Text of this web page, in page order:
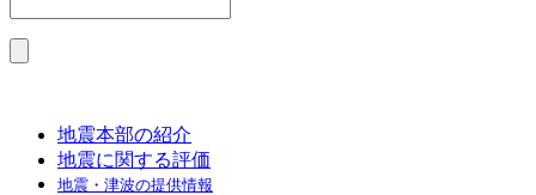
地震本部の紹介
地震に関する評価
地震・津波の提供情報